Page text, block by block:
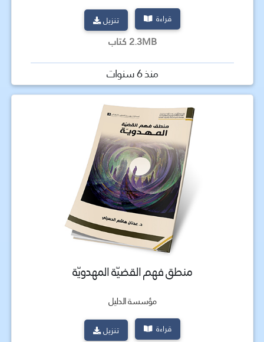
قراءة تنزيل
2.3MB كتاب
منذ 6 سنوات
منطق فهم القضيّة المهدويّة
مؤسسة الدليل
قراءة تنزيل